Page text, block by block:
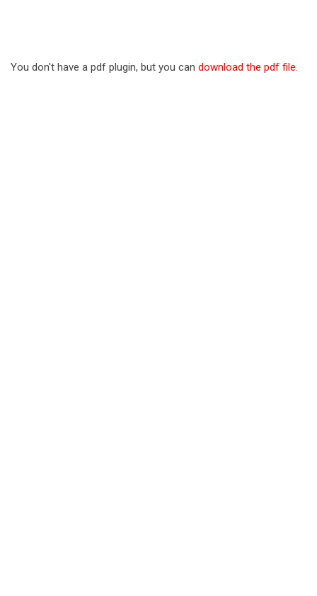
You don't have a pdf plugin, but you can download the pdf file.